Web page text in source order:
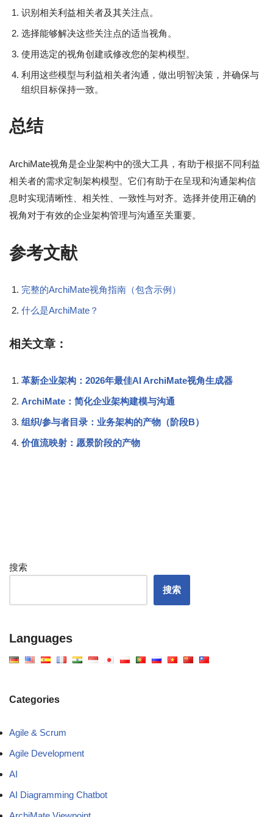
识别相关利益相关者及其关注点。
选择能够解决这些关注点的适当视角。
使用选定的视角创建或修改您的架构模型。
利用这些模型与利益相关者沟通，做出明智决策，并确保与
组织目标保持一致。
总结
ArchiMate视角是企业架构中的强大工具，有助于根据不同利益
相关者的需求定制架构模型。它们有助于在呈现和沟通架构信
息时实现清晰性、相关性、一致性与对齐。选择并使用正确的
视角对于有效的企业架构管理与沟通至关重要。
参考文献
完整的ArchiMate视角指南（包含示例）
什么是ArchiMate？
相关文章：
革新企业架构：2026年最佳AI ArchiMate视角生成器
ArchiMate：简化企业架构建模与沟通
组织/参与者目录：业务架构的产物（阶段B）
价值流映射：愿景阶段的产物
搜索
搜索
Languages
Categories
Agile & Scrum
Agile Development
AI
AI Diagramming Chatbot